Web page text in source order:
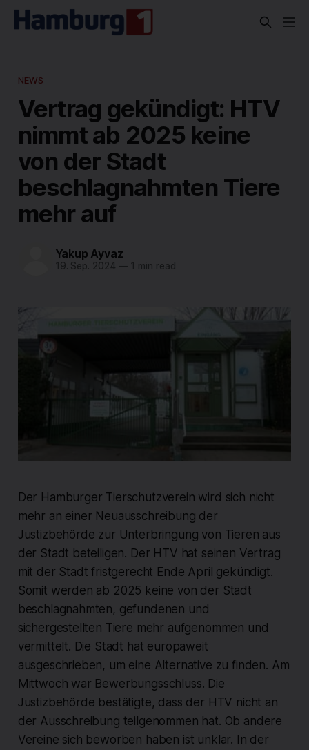
NEWS
Vertrag gekündigt: HTV
nimmt ab 2025 keine
von der Stadt
beschlagnahmten Tiere
mehr auf
Yakup Ayvaz
19. Sep. 2024 —1 min read
Der Hamburger Tierschutzverein wird sich nicht
mehr an einer Neuausschreibung der
Justizbehörde zur Unterbringung von Tieren aus
der Stadt beteiligen. Der HTV hat seinen Vertrag
mit der Stadt fristgerecht Ende April gekündigt.
Somit werden ab 2025 keine von der Stadt
beschlagnahmten, gefundenen und
sichergestellten Tiere mehr aufgenommen und
vermittelt. Die Stadt hat europaweit
ausgeschrieben, um eine Alternative zu finden. Am
Mittwoch war Bewerbungsschluss. Die
Justizbehörde bestätigte, dass der HTV nicht an
der Ausschreibung teilgenommen hat. Ob andere
Vereine sich beworben haben ist unklar. In der